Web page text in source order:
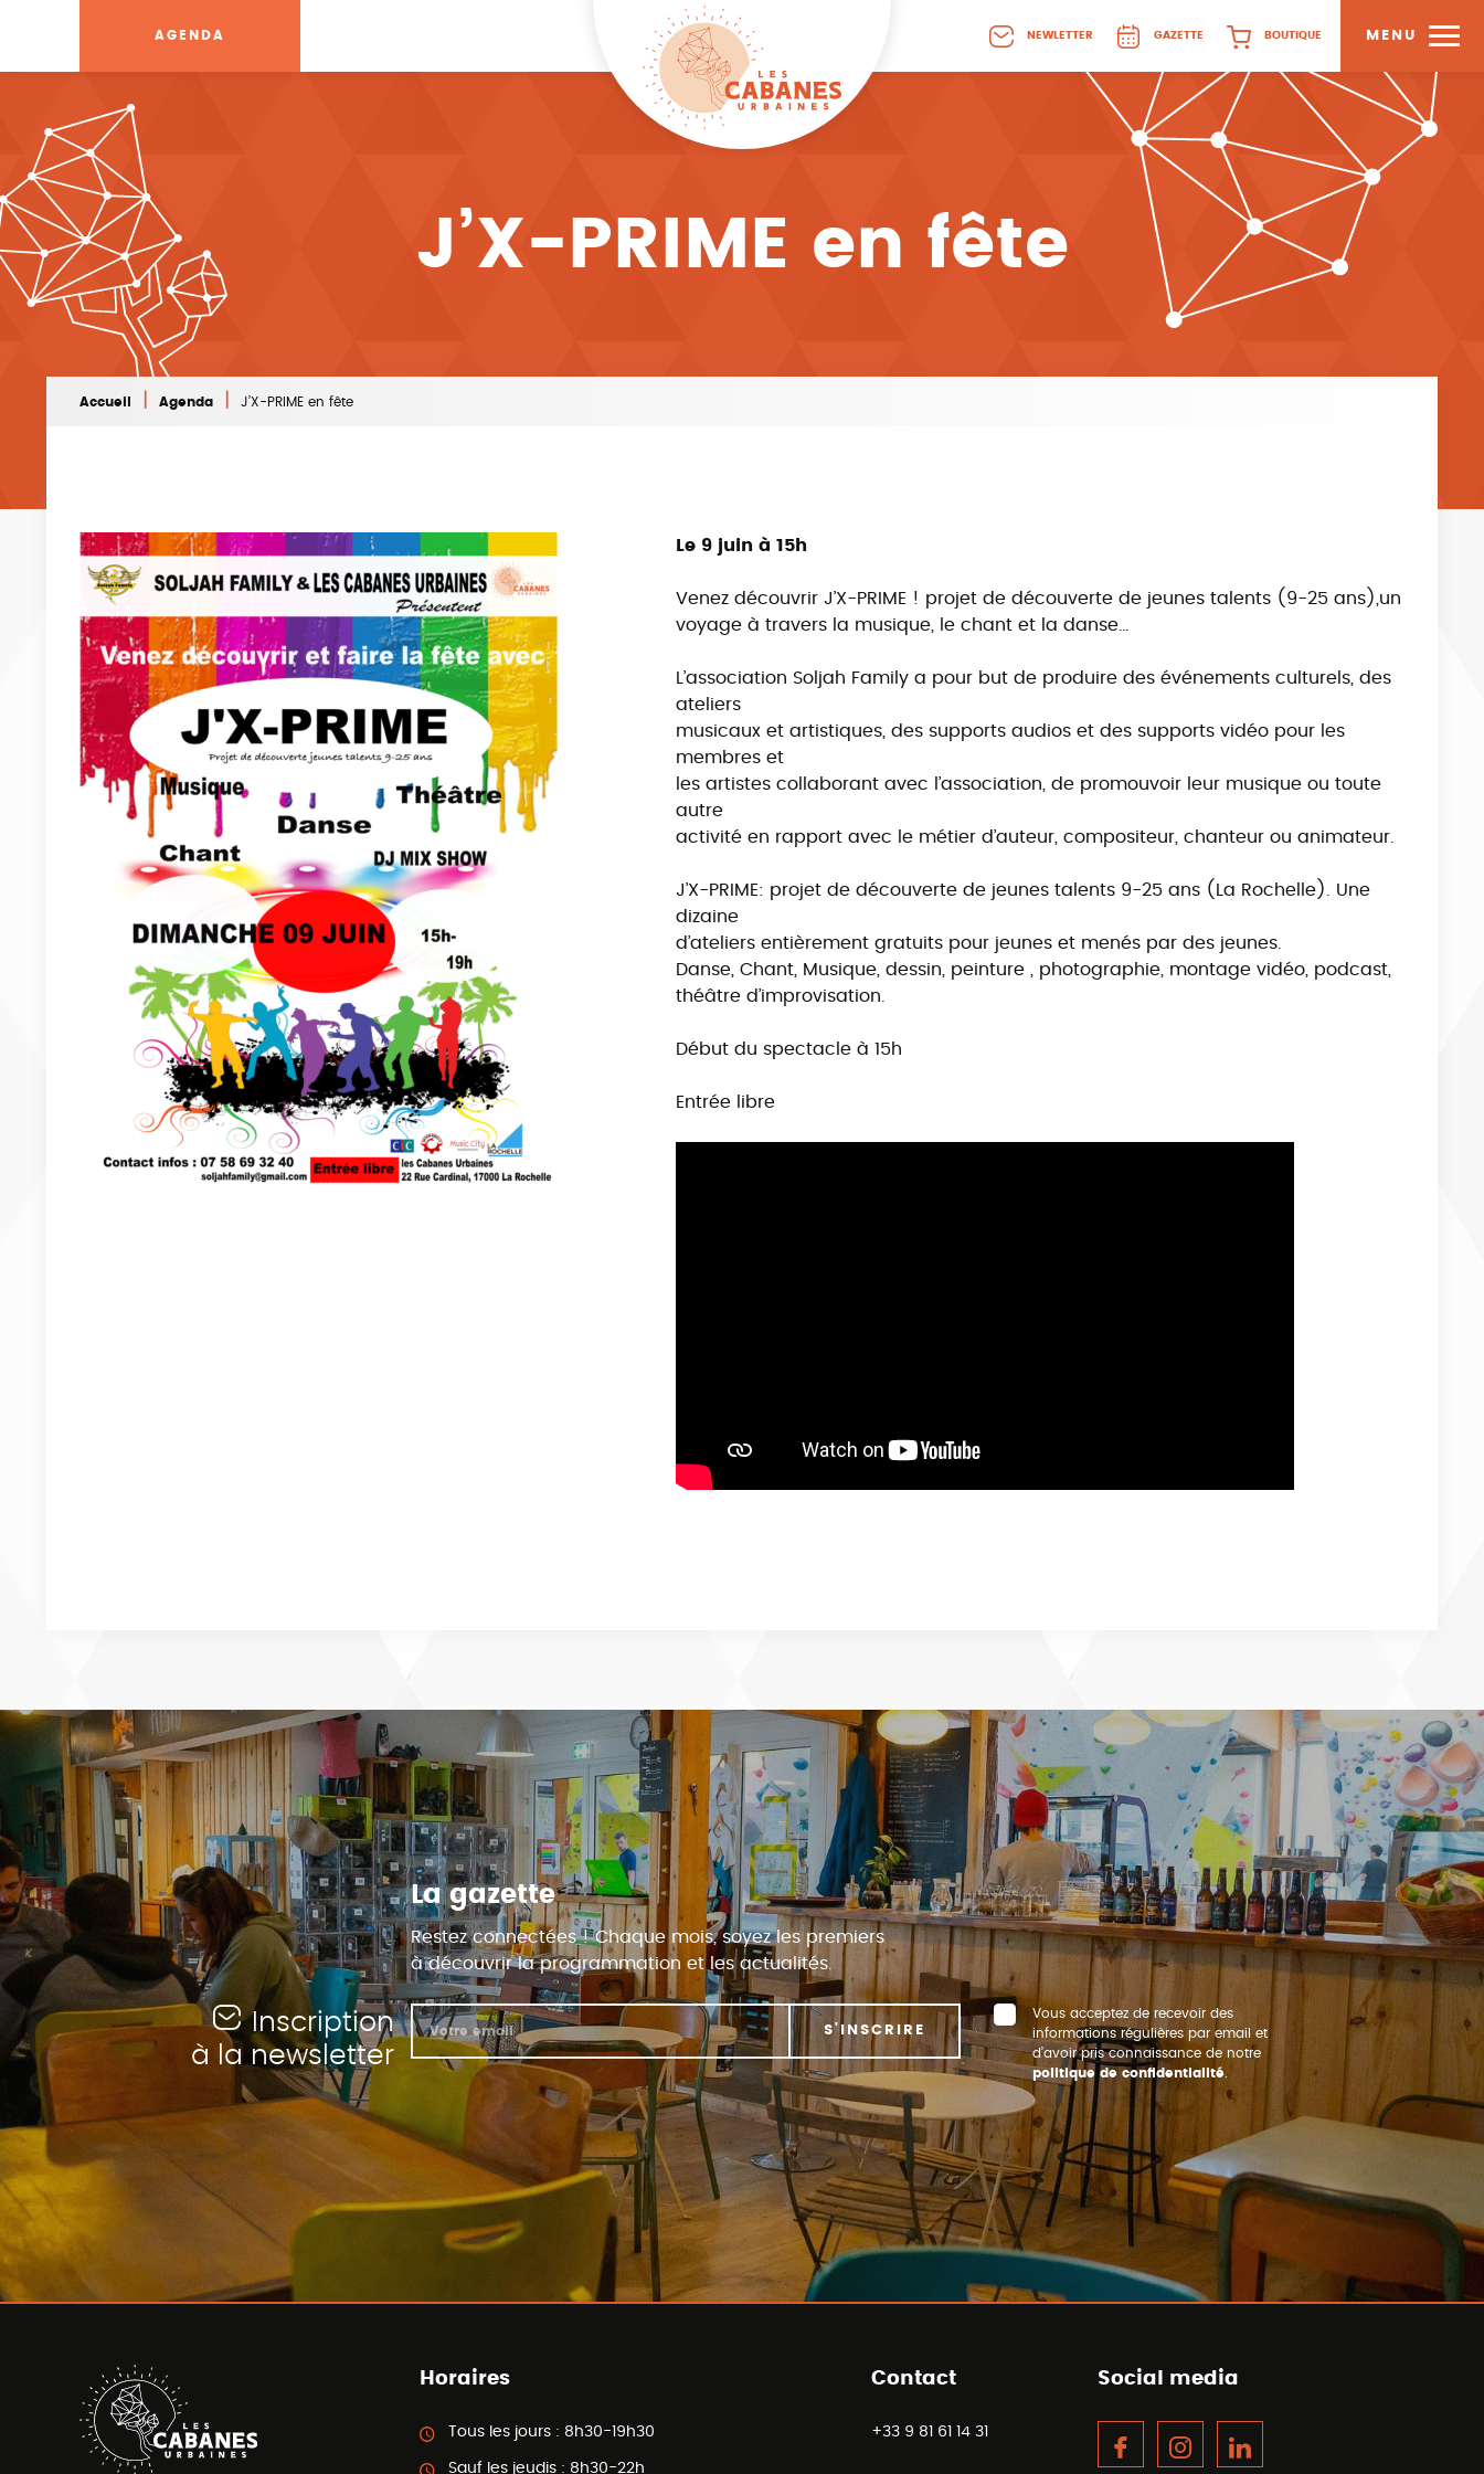
AGENDA NEWLETTER GAZETTE BOUTIQUE MENU
J’X-PRIME en fête
Accueil Agenda J’X-PRIME en fête
Le 9 juin à 15h
Venez découvrir J’X-PRIME ! projet de découverte de jeunes talents (9-25 ans),un
voyage à travers la musique, le chant et la danse…
L’association Soljah Family a pour but de produire des événements culturels, des
ateliers
musicaux et artistiques, des supports audios et des supports vidéo pour les
membres et
les artistes collaborant avec l’association, de promouvoir leur musique ou toute
autre
activité en rapport avec le métier d’auteur, compositeur, chanteur ou animateur.
J’X-PRIME: projet de découverte de jeunes talents 9-25 ans (La Rochelle). Une
dizaine
d’ateliers entièrement gratuits pour jeunes et menés par des jeunes.
Danse, Chant, Musique, dessin, peinture , photographie, montage vidéo, podcast,
théâtre d’improvisation.
Début du spectacle à 15h
Entrée libre
La gazette
Restez connectées ! Chaque mois, soyez les premiers
à découvrir la programmation et les actualités.
Inscription
à la newsletter
S'INSCRIRE
Vous acceptez de recevoir des
informations régulières par email et
d’avoir pris connaissance de notre
politique de confidentialité.
Horaires
Tous les jours : 8h30-19h30
Sauf les jeudis : 8h30-22h
Contact
+33 9 81 61 14 31
Social media
FacebookInstagram